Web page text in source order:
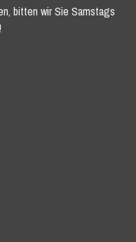
bitten wir Sie Samstags